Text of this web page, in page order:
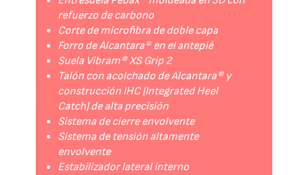
refuerzo de carbono
Corte de microfibra de doble capa
Forro de Alcantara® en el antepié
Suela Vibram® XS Grip 2
Talón con acolchado de Alcantara® y
construcción IHC (Integrated Heel
Catch) de alta precisión
Sistema de cierre envolvente
Sistema de tensión altamente
envolvente
Estabilizador lateral interno